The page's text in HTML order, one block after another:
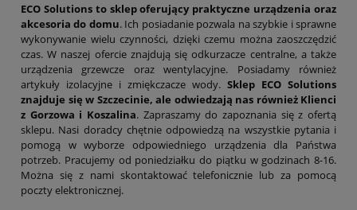
ECO Solutions to sklep oferujący praktyczne urządzenia oraz
akcesoria do domu. Ich posiadanie pozwala na szybkie i sprawne
wykonywanie wielu czynności, dzięki czemu można zaoszczędzić
czas. W naszej ofercie znajdują się odkurzacze centralne, a także
urządzenia grzewcze oraz wentylacyjne. Posiadamy również
artykuły izolacyjne i zmiękczacze wody. Sklep ECO Solutions
znajduje się w Szczecinie, ale odwiedzają nas również Klienci
z Gorzowa i Koszalina. Zapraszamy do zapoznania się z ofertą
sklepu. Nasi doradcy chętnie odpowiedzą na wszystkie pytania i
pomogą w wyborze odpowiedniego urządzenia dla Państwa
potrzeb. Pracujemy od poniedziałku do piątku w godzinach 8-16.
Można się z nami skontaktować telefonicznie lub za pomocą
poczty elektronicznej.